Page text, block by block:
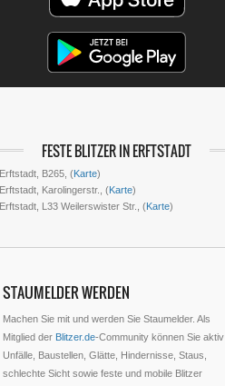
FESTE BLITZER IN ERFTSTADT
Erftstadt, B265, (Karte)
Erftstadt, Karolingerstr., (Karte)
Erftstadt, L33 Weilerswister Str., (Karte)
STAUMELDER WERDEN
Machen Sie mit und werden Sie Staumelder. Als
Mitglied der Blitzer.de-Community können Sie aktiv
Unfälle, Baustellen, Glätte, Hindernisse, Staus,
schlechte Sicht sowie feste und mobile Blitzer